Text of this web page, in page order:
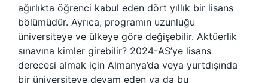
ağırlıkta öğrenci kabul eden dört yıllık bir lisans
bölümüdür. Ayrıca, programın uzunluğu
üniversiteye ve ülkeye göre değişebilir. Aktüerlik
sınavına kimler girebilir? 2024-AS’ye lisans
derecesi almak için Almanya’da veya yurtdışında
bir üniversiteye devam eden ya da bu